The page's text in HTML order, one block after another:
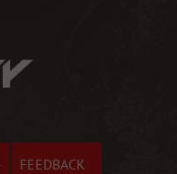
FEEDBACK